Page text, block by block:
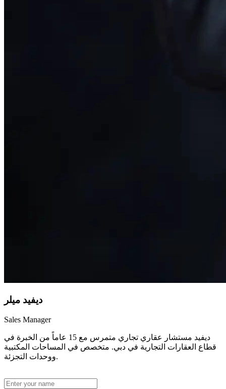
ديفيد ميلر
Sales Manager
ديفيد مستشار عقاري تجاري متمرس مع 15 عاماً من الخبرة في
قطاع العقارات التجارية في دبي. متخصص في المساحات المكتبية
ووحدات التجزئة.